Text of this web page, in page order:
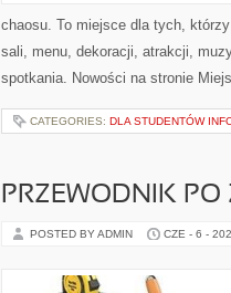
chaosu. To miejsce dla tych,
sali, menu, dekoracji, atrakcji,
spotkania. Nowości na stronie
CATEGORIES: DLA STUDENTÓW
PRZEWODNIK PO
POSTED BY ADMIN CZE - 6 -